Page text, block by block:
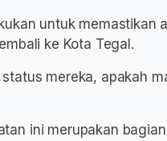
untuk memastikan
ke Kota Tegal.
mereka, apakah
ini merupakan